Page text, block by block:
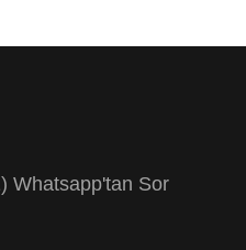
Whatsapp'tan Sor